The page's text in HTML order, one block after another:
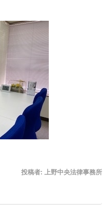
投稿者: 上野中央法律事務所